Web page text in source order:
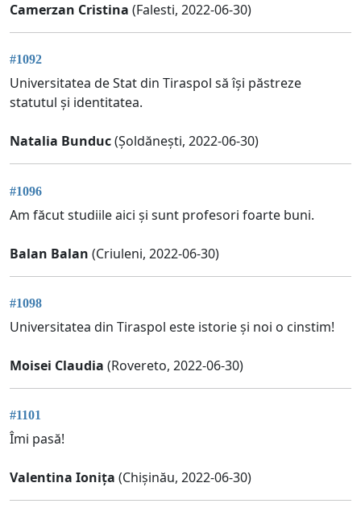
Camerzan Cristina (Falesti, 2022-06-30)
#1092
Universitatea de Stat din Tiraspol să își păstreze
statutul și identitatea.
Natalia Bunduc(Șoldănești, 2022-06-30)
#1096
Am făcut studiile aici și sunt profesori foarte buni.
Balan Balan (Criuleni, 2022-06-30)
#1098
Universitatea din Tiraspol este istorie și noi o cinstim!
Moisei Claudia (Rovereto, 2022-06-30)
#1101
Îmi pasă!
Valentina Ionița (Chișinău, 2022-06-30)